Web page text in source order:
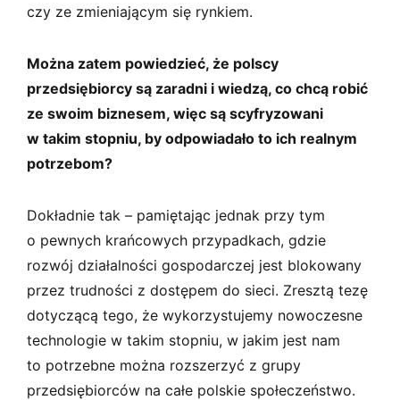
czy ze zmieniającym się rynkiem.
Można zatem powiedzieć, że polscy
przedsiębiorcy są zaradni i wiedzą, co chcą robić
ze swoim biznesem, więc są scyfryzowani
w takim stopniu, by odpowiadało to ich realnym
potrzebom?
Dokładnie tak – pamiętając jednak przy tym
o pewnych krańcowych przypadkach, gdzie
rozwój działalności gospodarczej jest blokowany
przez trudności z dostępem do sieci. Zresztą tezę
dotyczącą tego, że wykorzystujemy nowoczesne
technologie w takim stopniu, w jakim jest nam
to potrzebne można rozszerzyć z grupy
przedsiębiorców na całe polskie społeczeństwo.